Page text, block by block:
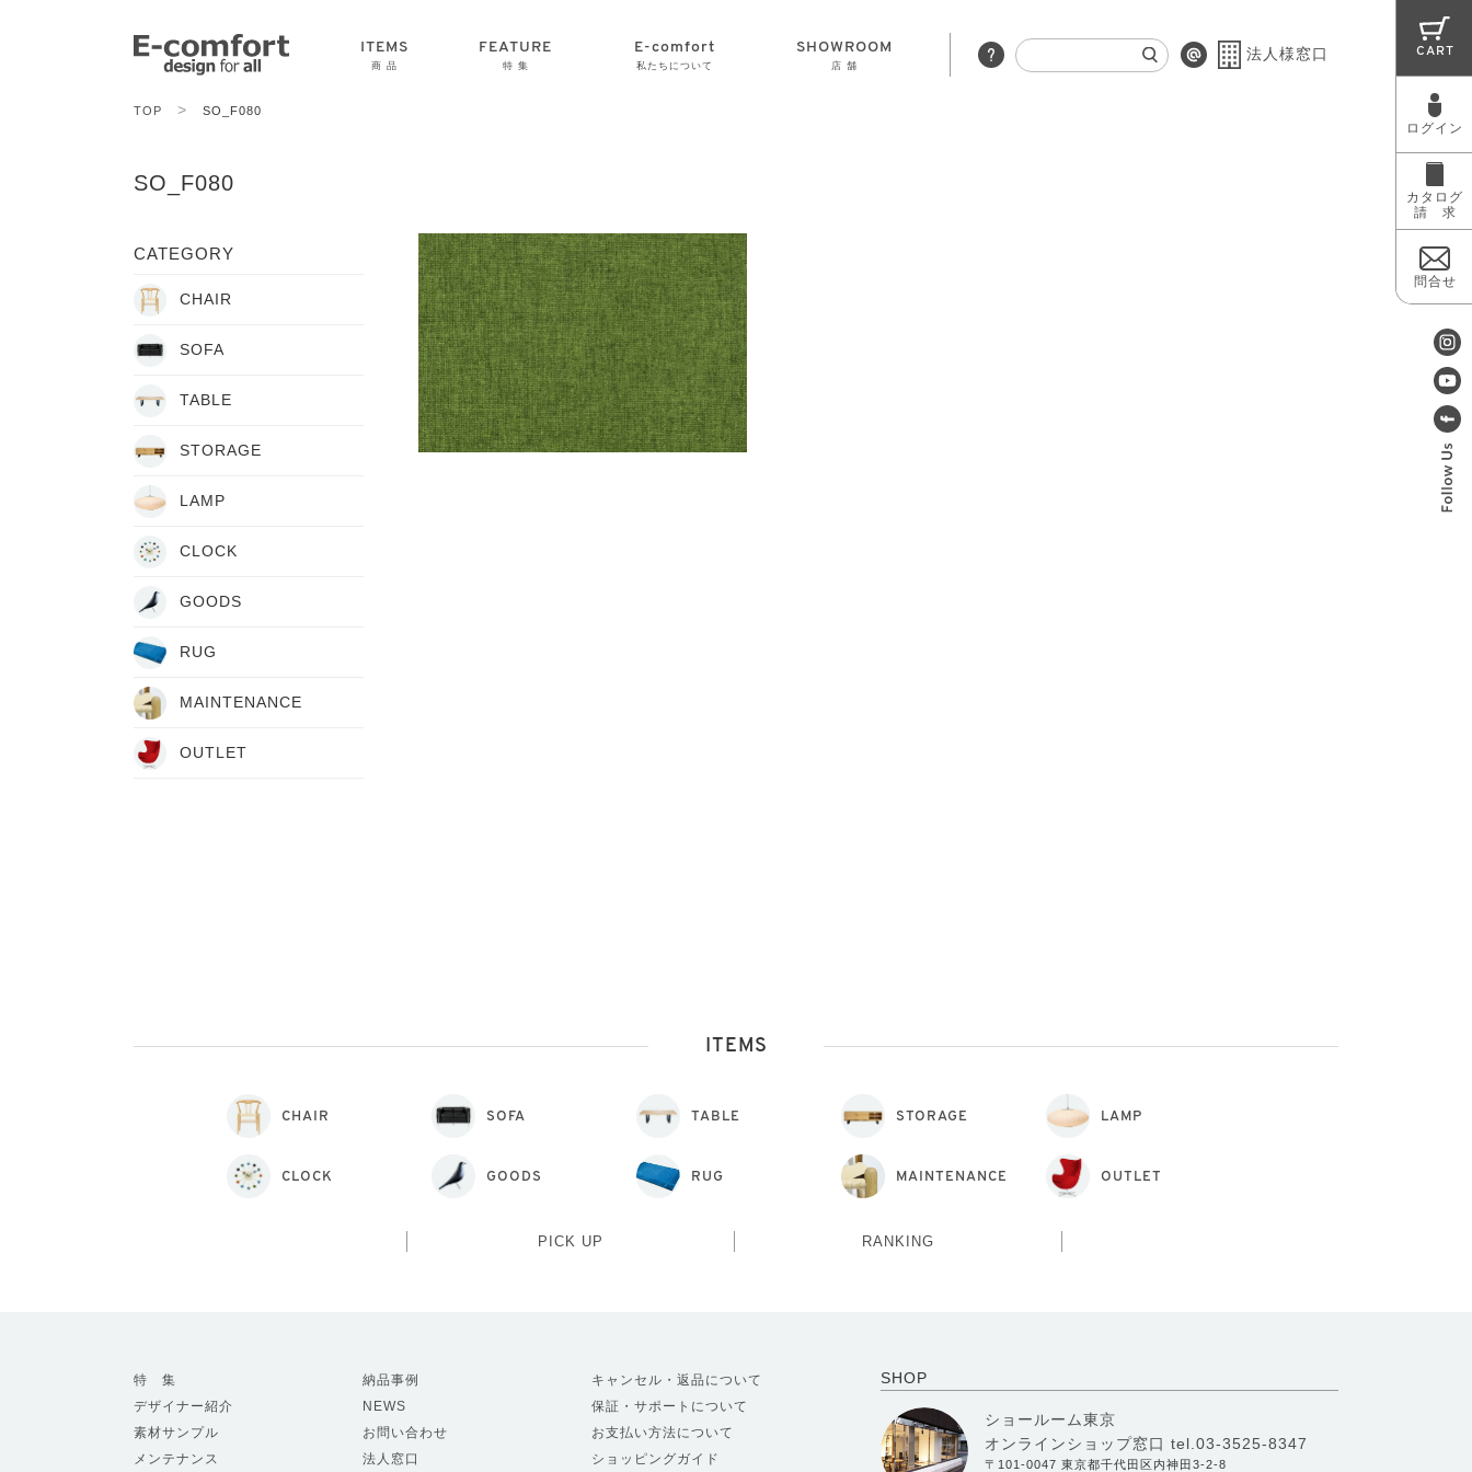
ITEMS
商 品
FEATURE
特 集
E-comfort
私たちについて
SHOWROOM
店 舗
法人様窓口 CART
ログイン
カタログ
請 求
問合せ
TOP > SO_F080
SO_F080
CATEGORY
CHAIR
SOFA
TABLE
STORAGE
LAMP
CLOCK
GOODS
RUG
MAINTENANCE
OUTLET
ITEMS
CHAIR SOFA TABLE STORAGE LAMP
CLOCK GOODS RUG MAINTENANCE OUTLET
PICK UP RANKING
SHOP
ショールーム東京
オンラインショップ窓口 tel.03-3525-8347
〒101-0047 東京都千代田区内神田3-2-8
特 集
デザイナー紹介
素材サンプル
メンテナンス
納品事例
NEWS
お問い合わせ
法人窓口
キャンセル・返品について
保証・サポートについて
お支払い方法について
ショッピングガイド